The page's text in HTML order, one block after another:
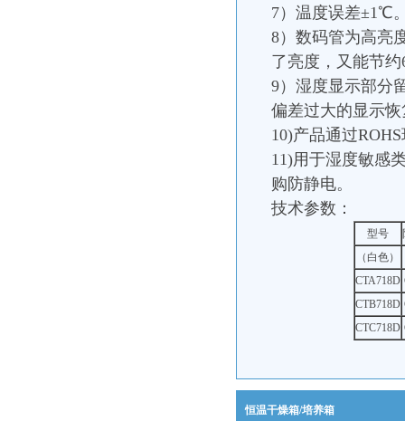
7）温度误差±1℃
8）数码管为高亮
了亮度，又能节
9）湿度显示部分
偏差过大的显示
10)产品通过
11)用于湿度敏感
购防静电。
技术参数：
型号
（白色）
CTA718D
CTB718D
CTC718D
恒温干燥箱/培养箱